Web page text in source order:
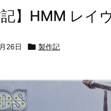
記】HMM レイ
26日  製作記